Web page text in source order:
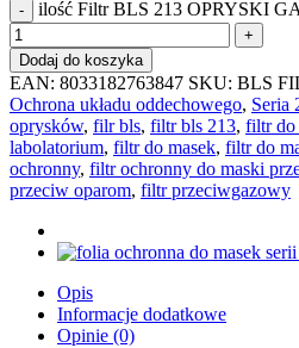
ilość Filtr BLS 213 OPRYSKI
Dodaj do koszyka
EAN: 8033182763847 SKU: BLS
Ochrona układu oddechowego, Seria
oprysków, filr bls, filtr bls 213, filtr do
labolatorium, filtr do masek, filtr do
ochronny, filtr ochronny do maski
przeciw oparom, filtr przeciwgazowy
Opis
Informacje dodatkowe
Opinie (0)